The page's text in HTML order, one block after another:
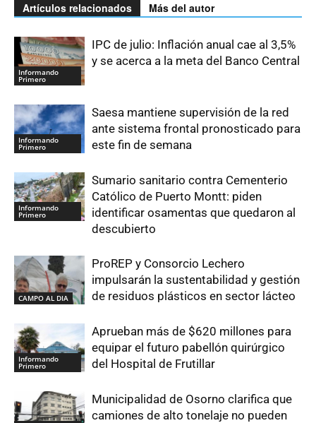
Artículos relacionados Más del autor
Informando
Primero
IPC de julio: Inflación anual cae al 3,5%
y se acerca a la meta del Banco Central
Informando
Primero
Saesa mantiene supervisión de la red
ante sistema frontal pronosticado para
este fin de semana
Informando
Primero
Sumario sanitario contra Cementerio
Católico de Puerto Montt: piden
identificar osamentas que quedaron al
descubierto
CAMPO AL DIA
ProREP y Consorcio Lechero
impulsarán la sustentabilidad y gestión
de residuos plásticos en sector lácteo
Informando
Primero
Aprueban más de $620 millones para
equipar el futuro pabellón quirúrgico
del Hospital de Frutillar
Municipalidad de Osorno clarifica que
camiones de alto tonelaje no pueden